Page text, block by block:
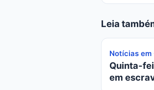
Leia
Notícias em
Quinta-
em